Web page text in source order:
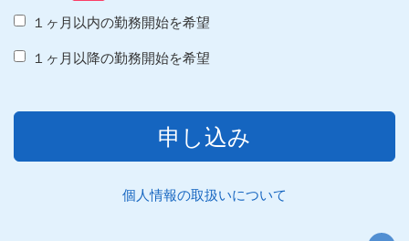
１ヶ月以内の勤務開始を希望
１ヶ月以降の勤務開始を希望
申し込み
個人情報の取扱いについて